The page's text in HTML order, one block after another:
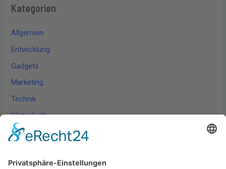
Kategorien
Allgemein
Entwicklung
Gadgets
Marketing
Technik
Wirtschaft
Wissen